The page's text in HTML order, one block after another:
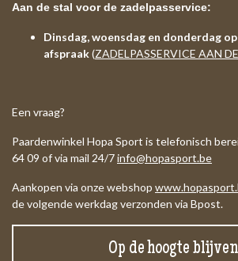
Aan de stal voor de zadelpasservice:
Dinsdag, woensdag en donderdag op
afspraak(ZADELPASSERVICE AAN
Een vraag?
Paardenwinkel Hopa Sport is telefonisch
64 09 of via mail 24/7info@hopasport.be
Aankopen via onze webshop
de volgende werkdag verzonden via Bpost.
Op de hoogte